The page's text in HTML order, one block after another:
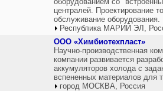
централей. Проектирование
обслуживание оборудования.
Республика МАРИЙ ЭЛ,
ООО «Химбиотехпласт»
Научно-производственная
компании развивается
аккумуляторов холода с
вспененных материалов для
город МОСКВА, Россия